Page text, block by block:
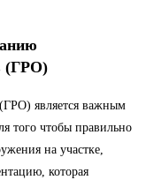
(ГРО)
является важным
того чтобы правильно
на участке,
которая